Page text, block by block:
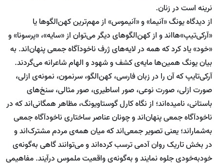
نرینه است در زنان.
از دیدگاه‌ یونگ «آنیما» و «آنیموس» از مهم‌ترین کهن‌الگوها یا
«آرکی‌تیپ»هااند و از کهن‌الگوهای دیگر می‌توان از «سایه»، «پرسونا» و
«خود» یاد کرد که همه در لایه‌های ژرف ناخودآگاه جمعی پنهان‌اند. به
بیان یونگ همین‌ها مایه‌ی کشف و شهود و الهام شاعرانه می‌گردند.
آرکی‌تایپ که آن را در زبان فارسی، کهن‌الگو، سرنمون، نمونه‌ی ازلی،
صورت ازلی، صورت نوعی، صور اساطیری،‌ صور مثالی، سنخ‌های
باستانی،‌ نامیده‌اند؛ از نگاه کارل گوستاویونگ،‌ مظاهر همگانی‌اند که در
ناخودآگاه جمعی پنهان‌اند و چونان عناصر ساختاری ناخودآگاه جمعی
به‌شماراند؛ یعنی تصویر جمعی‌اند که میان همه‌ی مردم مشترک‌اند و
در بخش تاریک روان آدمی ‌ترسب کرده‌اند و می‌توانند گاهی به‌گونه‌ی
خودبه‌خودی جلوه نمایند و به‌گونه‌ی واقعیت ملموس درآیند. مفاهیمی‌